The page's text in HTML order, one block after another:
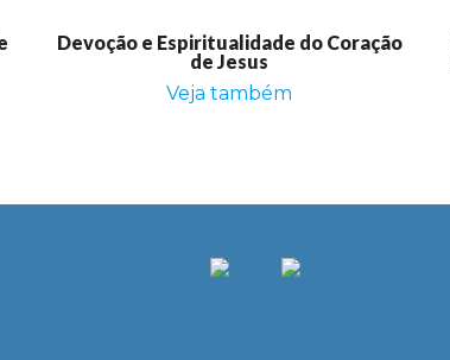
Devoção e Espiritualidade do Coração
de Jesus
Veja também